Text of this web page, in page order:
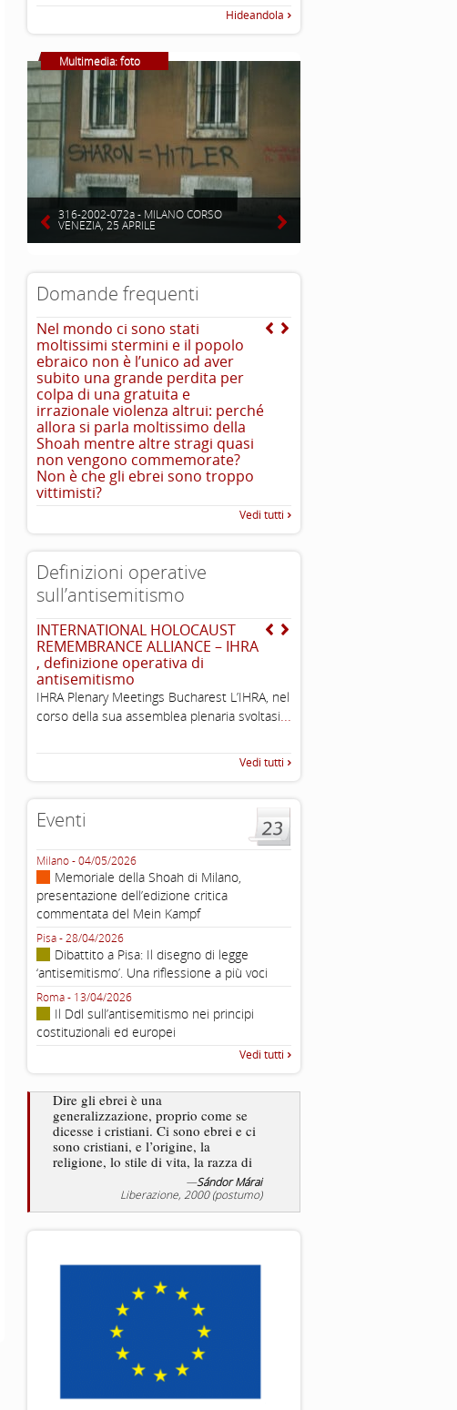
Hideandola
Multimedia: foto
316-2002-072a - MILANO CORSO
VENEZIA, 25 APRILE
Domande frequenti
Nel mondo ci sono stati
moltissimi stermini e il popolo
ebraico non è l’unico ad aver
subito una grande perdita per
colpa di una gratuita e
irrazionale violenza altrui: perché
allora si parla moltissimo della
Shoah mentre altre stragi quasi
non vengono commemorate?
Non è che gli ebrei sono troppo
vittimisti?
Vedi tutti
Definizioni operative
sull’antisemitismo
INTERNATIONAL HOLOCAUST
REMEMBRANCE ALLIANCE – IHRA
, definizione operativa di
antisemitismo
IHRA Plenary Meetings Bucharest L’IHRA, nel
corso della sua assemblea plenaria svoltasi...
Vedi tutti
Eventi
Milano - 04/05/2026
Memoriale della Shoah di Milano,
presentazione dell’edizione critica
commentata del Mein Kampf
Pisa - 28/04/2026
Dibattito a Pisa: Il disegno di legge
‘antisemitismo’. Una riflessione a più voci
Roma - 13/04/2026
Il Ddl sull’antisemitismo nei principi
costituzionali ed europei
Vedi tutti
Dire gli ebrei è una
generalizzazione, proprio come se
dicesse i cristiani. Ci sono ebrei e ci
sono cristiani, e l’origine, la
religione, lo stile di vita, la razza di
sicuro comportano tanti tratti...
—Sándor Márai
Liberazione, 2000 (postumo)